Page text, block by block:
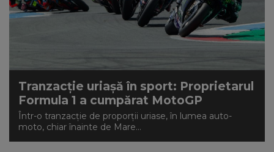
Tranzacție uriașă în sport: Proprietarul
Formula 1 a cumpărat MotoGP
Într-o tranzacție de proporții uriase, în lumea auto-
moto, chiar înainte de Mare...